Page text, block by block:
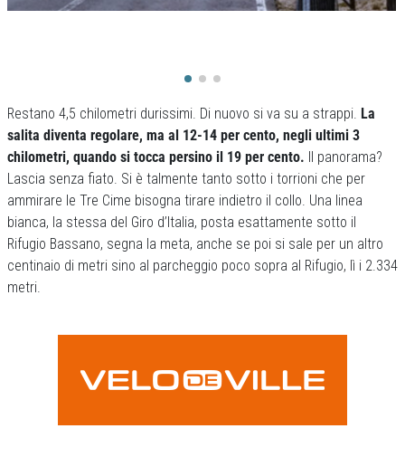
Restano 4,5 chilometri durissimi. Di nuovo si va su a strappi. La
salita diventa regolare, ma al 12-14 per cento, negli ultimi 3
chilometri, quando si tocca persino il 19 per cento. Il panorama?
Lascia senza fiato. Si è talmente tanto sotto i torrioni che per
ammirare le Tre Cime bisogna tirare indietro il collo. Una linea
bianca, la stessa del Giro d’Italia, posta esattamente sotto il
Rifugio Bassano, segna la meta, anche se poi si sale per un altro
centinaio di metri sino al parcheggio poco sopra al Rifugio, lì i 2.334
metri.